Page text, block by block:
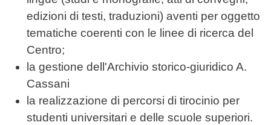
edizioni di testi, traduzioni) aventi per oggetto
tematiche coerenti con le linee di ricerca del
Centro;
la gestione dell'Archivio storico-giuridico A.
Cassani
la realizzazione di percorsi di tirocinio per
studenti universitari e delle scuole superiori.